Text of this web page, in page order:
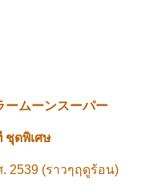
ームーンスーパー
ชุดพิเศษ
2539 (ราวๆฤดูร้อน)